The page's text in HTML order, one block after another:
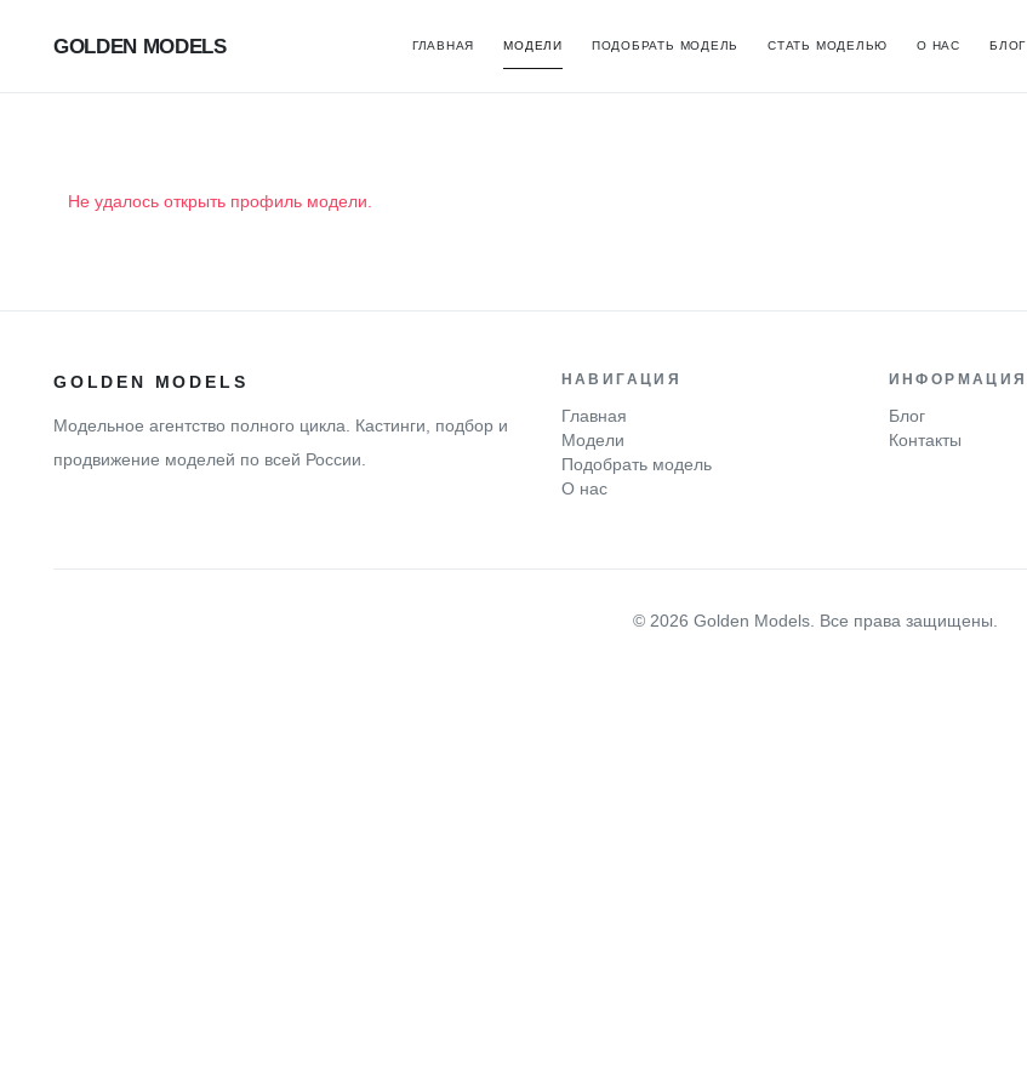
GOLDEN MODELS ГЛАВНАЯ МОДЕЛИ ПОДОБРАТЬ МОДЕЛЬ СТАТЬ МОДЕЛЬЮ О НАС БЛОГ
Не удалось открыть профиль модели.
GOLDEN MODELS
Модельное агентство полного цикла. Кастинги, подбор и
продвижение моделей по всей России.
НАВИГАЦИЯ
Главная
Модели
Подобрать модель
О нас
ИНФОРМАЦИЯ
Блог
Контакты
© 2026 Golden Models. Все права защищены.